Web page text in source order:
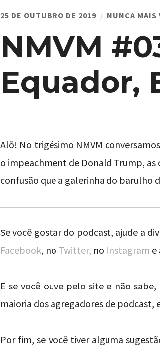
25 DE OUTUBRO DE 2019 NUNCA MAIS
NMVM
Equador,
Alô! No trigésimo NMVM
o impeachment de Donald Trump, as
confusão que a galerinha do barulho
Se você gostar do podcast, ajude a
Facebook, no Twitter, no Instagram e
E se você ouve pelo site e não
maioria dos agregadores de podcast,
Por fim, se você tiver alguma